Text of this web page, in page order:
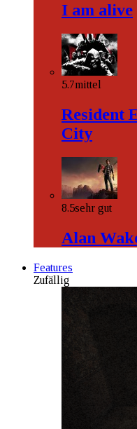
I am alive
5.7mittel
Resident
City
8.5sehr gut
Alan
Features
Zufällig